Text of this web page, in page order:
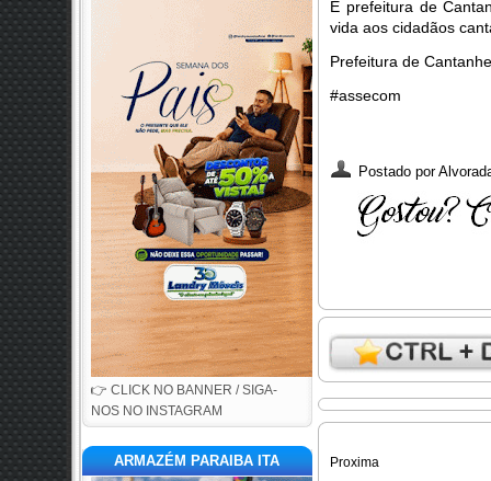
👉 CLICK NO BANNER / SIGA-
NOS NO INSTAGRAM
ARMAZÉM PARAIBA ITA
É prefeitura de
vida aos cidadãos
Prefeitura de
#assecom
Postado por
Proxima